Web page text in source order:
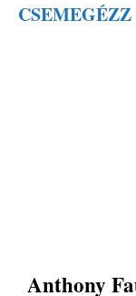
CSEMEGÉZZ
Anthony